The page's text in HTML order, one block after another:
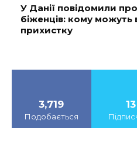
У Данії повідомили
біженців: кому можуть
прихистку
3,719
Подобається
13